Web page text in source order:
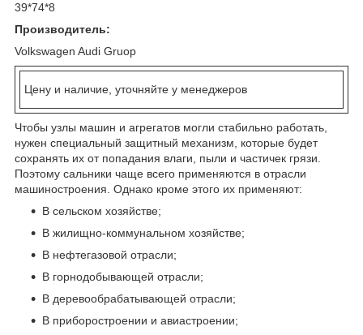
39*74*8
Производитель:
Volkswagen Audi Gruop
Цену и наличие, уточняйте у менеджеров
Чтобы узлы машин и агрегатов могли стабильно работать,
нужен специальный защитный механизм, которые будет
сохранять их от попадания влаги, пыли и частичек грязи.
Поэтому сальники чаще всего применяются в отрасли
машиностроения. Однако кроме этого их применяют:
В сельском хозяйстве;
В жилищно-коммунальном хозяйстве;
В нефтегазовой отрасли;
В горнодобывающей отрасли;
В деревообрабатывающей отрасли;
В приборостроении и авиастроении;